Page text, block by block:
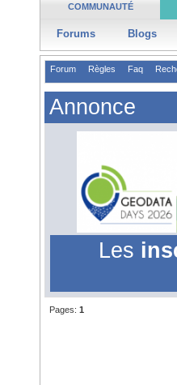
COMMUNAUTÉ
Forums Blogs
Forum Règles Faq
Annonce
Les
Pages: 1